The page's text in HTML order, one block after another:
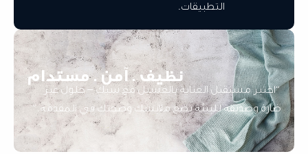
التطبيقات.
نظيف . آمن . مستدام
مستقبل العناية بالغسيل مع سبك – حلول غير
وصديقة للبيئة تضع ملابسك وصحتك في المقدمة.”